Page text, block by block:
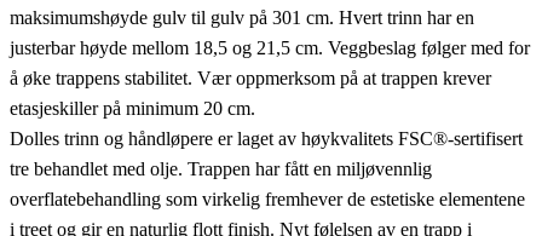
maksimumshøyde gulv til gulv på 301 cm. Hvert trinn har en
justerbar høyde mellom 18,5 og 21,5 cm. Veggbeslag følger med for
å øke trappens stabilitet. Vær oppmerksom på at trappen krever
etasjeskiller på minimum 20 cm.
Dolles trinn og håndløpere er laget av høykvalitets FSC®-sertifisert
tre behandlet med olje. Trappen har fått en miljøvennlig
overflatebehandling som virkelig fremhever de estetiske elementene
i treet og gir en naturlig flott finish. Nyt følelsen av en trapp i